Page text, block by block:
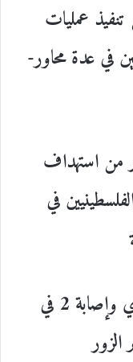
تنفيذ عمليات
في عدة محاور-
من استهداف
في
مقتل جندي سوري وإصابة 2 في
الزور